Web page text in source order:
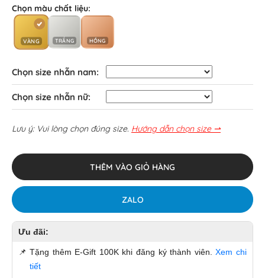
Chọn màu chất liệu:
VÀNG TRẮNG HỒNG
Chọn size nhẫn nam:
Chọn size nhẫn nữ:
Lưu ý: Vui lòng chọn đúng size. Hướng dẫn chọn size ⇀
THÊM VÀO GIỎ HÀNG
ZALO
Ưu đãi:
📌 Tặng thêm E-Gift 100K khi đăng ký thành viên.Xem chi
tiết